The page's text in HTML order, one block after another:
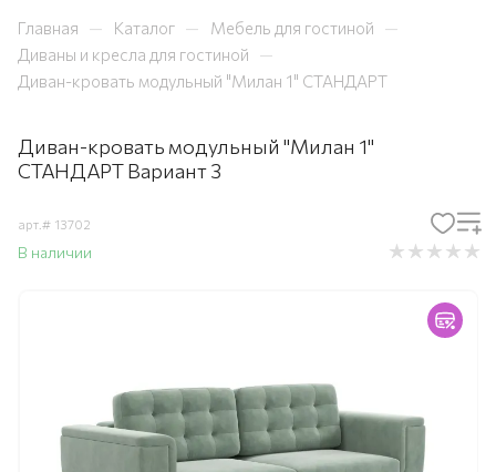
Главная — Каталог — Мебель для гостиной —
Диваны и кресла для гостиной —
Диван-кровать модульный "Милан 1" СТАНДАРТ
Диван-кровать модульный "Милан 1"
СТАНДАРТ Вариант 3
арт.# 13702
В наличии